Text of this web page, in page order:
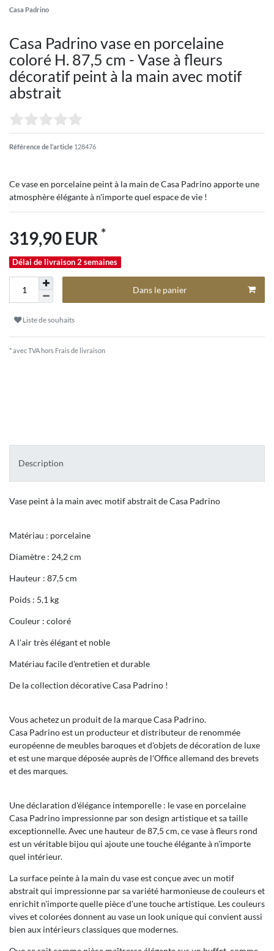
Casa Padrino
Casa Padrino vase en porcelaine
coloré H. 87,5 cm - Vase à fleurs
décoratif peint à la main avec motif
abstrait
Référence de l’article 128476
Ce vase en porcelaine peint à la main de Casa Padrino apporte une
atmosphère élégante à n'importe quel espace de vie !
319,90 EUR *
Délai de livraison 2 semaines
Dans le panier
Liste de souhaits
* avec TVA hors Frais de livraison
Description
Vase peint à la main avec motif abstrait de Casa Padrino
Matériau : porcelaine
Diamètre : 24,2 cm
Hauteur : 87,5 cm
Poids : 5,1 kg
Couleur : coloré
A l'air très élégant et noble
Matériau facile d'entretien et durable
De la collection décorative Casa Padrino !
Vous achetez un produit de la marque Casa Padrino.
Casa Padrino est un producteur et distributeur de renommée
européenne de meubles baroques et d'objets de décoration de luxe
et est une marque déposée auprès de l'Office allemand des brevets
et des marques.
Une déclaration d'élégance intemporelle : le vase en porcelaine
Casa Padrino impressionne par son design artistique et sa taille
exceptionnelle. Avec une hauteur de 87,5 cm, ce vase à fleurs rond
est un véritable bijou qui ajoute une touche élégante à n'importe
quel intérieur.
La surface peinte à la main du vase est conçue avec un motif
abstrait qui impressionne par sa variété harmonieuse de couleurs et
enrichit n'importe quelle pièce d'une touche artistique. Les couleurs
vives et colorées donnent au vase un look unique qui convient aussi
bien aux intérieurs classiques que modernes.